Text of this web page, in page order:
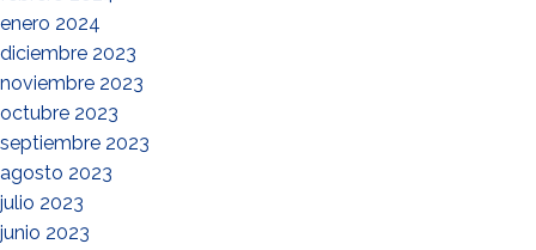
enero 2024
diciembre 2023
noviembre 2023
octubre 2023
septiembre 2023
agosto 2023
julio 2023
junio 2023